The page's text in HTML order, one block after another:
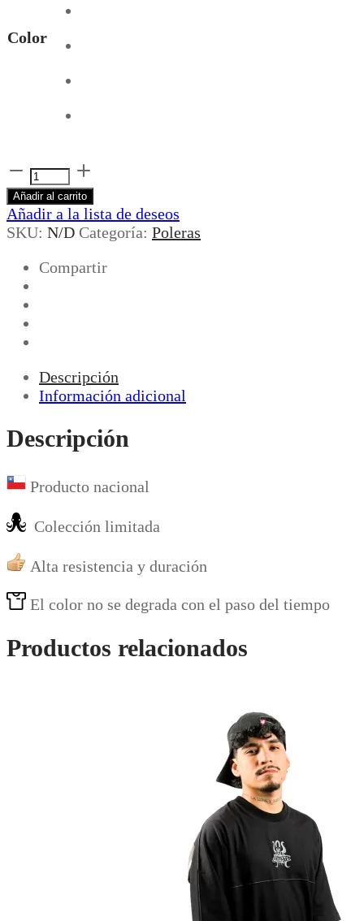
Color
sleeveless
t-
shirt
cantidad
Añadir al carrito
Añadir a la lista de deseos
SKU: N/D Categoría: Poleras
Compartir
Descripción
Información adicional
Descripción
Producto nacional
Colección limitada
Alta resistencia y duración
El color no se degrada con el paso del tiempo
Productos relacionados